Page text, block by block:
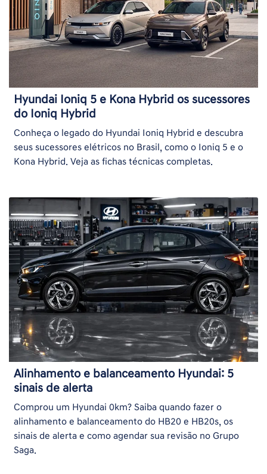
Hyundai Ioniq 5 e Kona Hybrid os sucessores
do Ioniq Hybrid
Conheça o legado do Hyundai Ioniq Hybrid e descubra
seus sucessores elétricos no Brasil, como o Ioniq 5 e o
Kona Hybrid. Veja as fichas técnicas completas.
Alinhamento e balanceamento Hyundai: 5
sinais de alerta
Comprou um Hyundai 0km? Saiba quando fazer o
alinhamento e balanceamento do HB20 e HB20s, os
sinais de alerta e como agendar sua revisão no Grupo
Saga.